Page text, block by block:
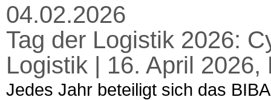
04.02.2026
Tag der Logistik 2026:
Logistik | 16. April 2026,
Jedes Jahr beteiligt sich das